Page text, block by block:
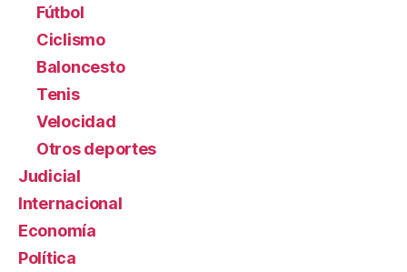
Fútbol
Ciclismo
Baloncesto
Tenis
Velocidad
Otros deportes
Judicial
Internacional
Economía
Política